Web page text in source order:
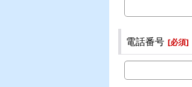
電話番号 [必須]